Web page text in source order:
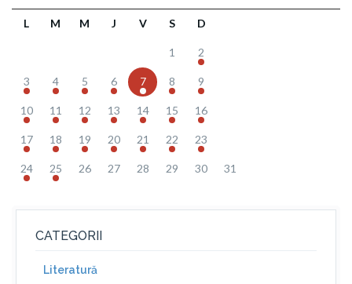
L M M J V S D
1 2
3 4 5 6 7 8 9
10 11 12 13 14 15 16
17 18 19 20 21 22 23
24 25 26 27 28 29 30 31
CATEGORII
Literatură